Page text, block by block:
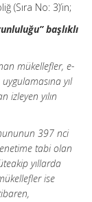
(Sıra No: 3)’in;
başlıklı
mükellefler, e-
yıl
izleyen yılın
397 nci
tabi olan
yıllarda
ise